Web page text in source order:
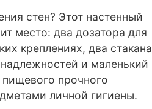
стен? Этот настенный
место: два дозатора для
креплениях, два стакана
и маленький
прочного
личной гигиены.